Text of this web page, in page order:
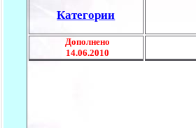
Категории
Дополнено
14.06.2010